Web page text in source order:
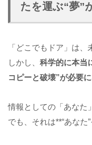
たを運ぶ“夢”
「どこでもドア」は、
しかし、 科学的に本当
コピーと破壊”が必要
情報としての「あなた
でも、それは**“あなた